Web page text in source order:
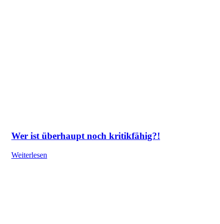
Wer ist überhaupt noch kritikfähig?!
Weiterlesen